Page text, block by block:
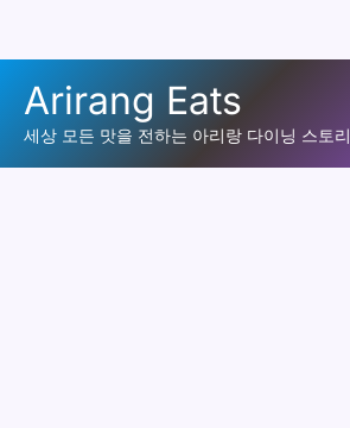
로
Arirang Eats
세상 모든 맛을 전하는 아리랑 다이닝 스토리